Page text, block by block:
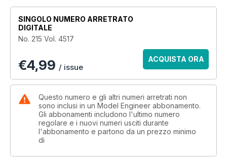
Jacques Maurel has been ‘taming’ his drilling machine vice
and explains the benefits of following his suggestion.
SINGOLO NUMERO ARRETRATO
DIGITALE
No. 215 Vol. 4517
€4,99 / issue
ACQUISTA ORA
Questo numero e gli altri numeri arretrati non
sono inclusi in un Model Engineer abbonamento.
Gli abbonamenti includono l'ultimo numero
regolare e i nuovi numeri usciti durante
l'abbonamento e partono da un prezzo minimo
di